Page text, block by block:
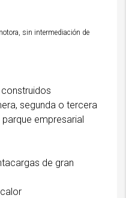
sin intermediación de
construidos
segunda o tercera
empresarial
de gran